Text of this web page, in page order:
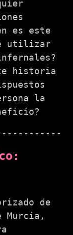
es este
utilizar
historia
la
de
Murcia,